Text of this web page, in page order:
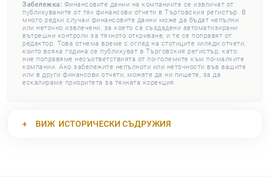
Забележка: Финансовите данни на компаниите се извличат от
публикуваните от тях финансови отчети в Търговския регистър. В
много редки случаи финансовите данни може да бъдат непълни
или неточно извлечени, за което са създадени автоматизирани
вътрешни контроли за тяхното откриване, и те се поправят от
редактор. Това отнема време с оглед на стотиците хиляди отчети,
които всяка година се публикуват в Търговския регистър, като
ние поправяме несъответствията от по-големите към по-малките
компании. Ако забележите непълноти или неточности във вашите
или в други финансови отчети, можете да ни пишете, за да
ескалираме приоритета за тяхната корекция.
ВИЖ ИСТОРИЧЕСКИ СЪДРУЖИЯ